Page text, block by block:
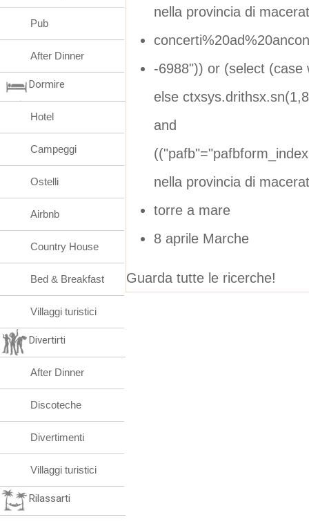
nella provincia di
-6988")) or (select (case
else
and
nella provincia di
torre a mare
8 aprile Marche
Guarda tutte le ricerche!
Pub
After Dinner
Dormire
Hotel
Campeggi
Ostelli
Airbnb
Country House
Bed & Breakfast
Villaggi turistici
Divertirti
After Dinner
Discoteche
Divertimenti
Villaggi turistici
Rilassarti